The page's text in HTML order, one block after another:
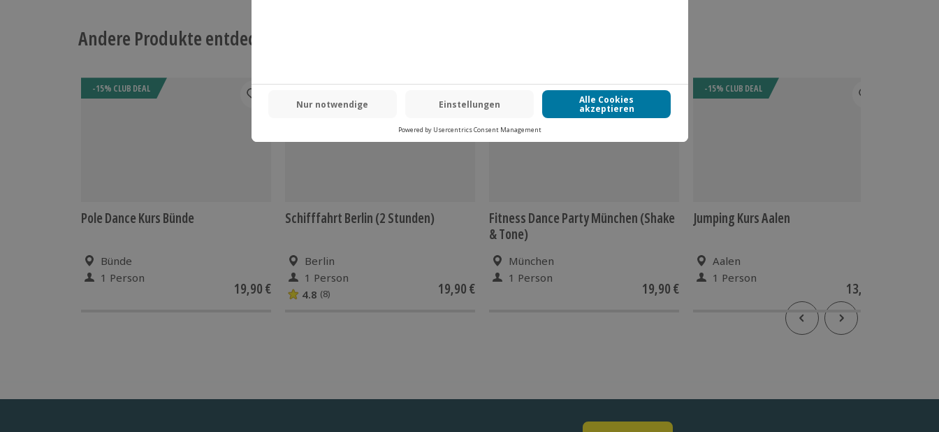
Andere Produkte entdecken
-15% CLUB DEAL
Pole Dance Kurs Bünde
Bünde
1 Person
19,90 €
-15% CLUB DEAL
Schifffahrt Berlin (2 Stunden)
Berlin
1 Person
4.8 (8) 19,90 €
Fitness Dance Party München (Shake
& Tone)
München
1 Person
19,90 €
-15% CLUB DEAL
Jumping Kurs Aalen
Aalen
1 Person
13,90 €